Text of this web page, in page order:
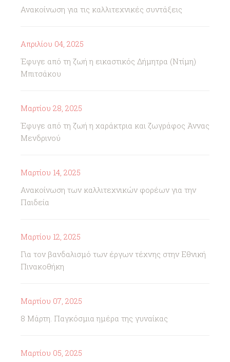
Ανακοίνωση για τις καλλιτεχνικές συντάξεις
Απριλίου 04, 2025
Έφυγε από τη ζωή η εικαστικός Δήμητρα (Ντίμη)
Μπιτσάκου
Μαρτίου 28, 2025
Έφυγε από τη ζωή η χαράκτρια και ζωγράφος Άννας
Μενδρινού
Μαρτίου 14, 2025
Ανακοίνωση των καλλιτεχνικών φορέων για την
Παιδεία
Μαρτίου 12, 2025
Για τον βανδαλισμό των έργων τέχνης στην Εθνική
Πινακοθήκη
Μαρτίου 07, 2025
8 Μάρτη. Παγκόσμια ημέρα της γυναίκας
Μαρτίου 05, 2025